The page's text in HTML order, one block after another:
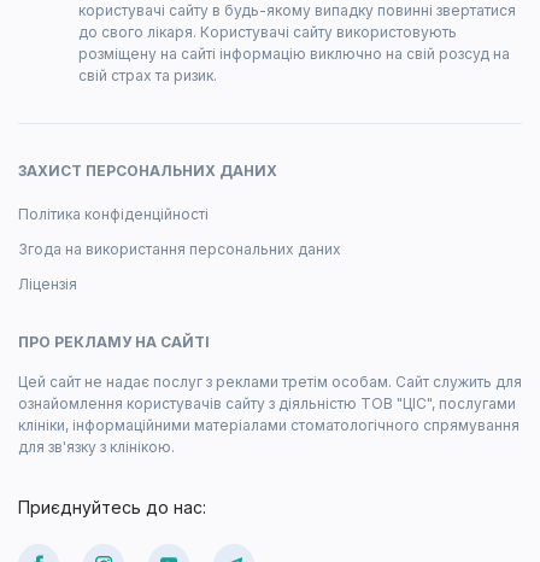
користувачі сайту в будь-якому випадку повинні звертатися
до свого лікаря. Користувачі сайту використовують
розміщену на сайті інформацію виключно на свій розсуд на
свій страх та ризик.
ЗАХИСТ ПЕРСОНАЛЬНИХ ДАНИХ
Політика конфіденційності
Згода на використання персональних даних
Ліцензія
ПРО РЕКЛАМУ НА САЙТІ
Цей сайт не надає послуг з реклами третім особам. Сайт служить для
ознайомлення користувачів сайту з діяльністю ТОВ "ЦІС", послугами
клініки, інформаційними матеріалами стоматологічного спрямування
для зв'язку з клінікою.
Приєднуйтесь до нас: